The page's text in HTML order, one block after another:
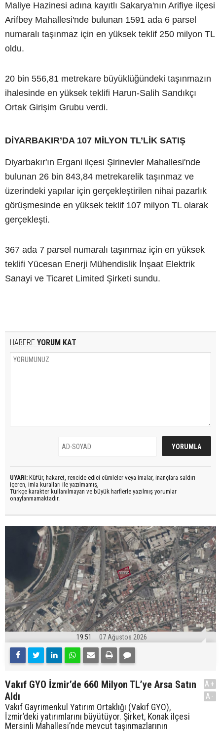
Maliye Hazinesi adına kayıtlı Sakarya'nın Arifiye ilçesi
Arifbey Mahallesi'nde bulunan 1591 ada 6 parsel
numaralı taşınmaz için en yüksek teklif 250 milyon TL
oldu.
20 bin 556,81 metrekare büyüklüğündeki taşınmazın
ihalesinde en yüksek teklifi Harun-Salih Sandıkçı
Ortak Girişim Grubu verdi.
DİYARBAKIR’DA 107 MİLYON TL’LİK SATIŞ
Diyarbakır'ın Ergani ilçesi Şirinevler Mahallesi'nde
bulunan 26 bin 843,84 metrekarelik taşınmaz ve
üzerindeki yapılar için gerçekleştirilen nihai pazarlık
görüşmesinde en yüksek teklif 107 milyon TL olarak
gerçekleşti.
367 ada 7 parsel numaralı taşınmaz için en yüksek
teklifi Yücesan Enerji Mühendislik İnşaat Elektrik
Sanayi ve Ticaret Limited Şirketi sundu.
HABERE YORUM KAT
UYARI: Küfür, hakaret, rencide edici cümleler veya imalar, inançlara saldırı
içeren, imla kuralları ile yazılmamış,
Türkçe karakter kullanılmayan ve büyük harflerle yazılmış yorumlar
onaylanmamaktadır.
19:51 07 Ağustos 2026
Vakıf GYO İzmir’de 660 Milyon TL’ye Arsa Satın
Aldı
Vakıf Gayrimenkul Yatırım Ortaklığı (Vakıf GYO),
İzmir’deki yatırımlarını büyütüyor. Şirket, Konak ilçesi
Mersinli Mahallesi’nde mevcut taşınmazlarının
A+
A-